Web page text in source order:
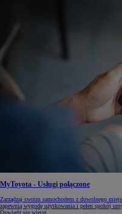
MyToyota - Usługi połączone
Zarządzaj swoim samochodem z dowolnego
zapewnią wygodę użytkowania i pełen spokój
Dowiedz się więcej